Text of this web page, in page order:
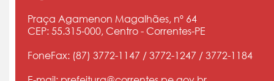
Praça Agamenon Magalhães, nº 64
CEP: 55.315-000, Centro - Correntes-PE
FoneFax: (87) 3772-1147 / 3772-1247 / 3772-1184